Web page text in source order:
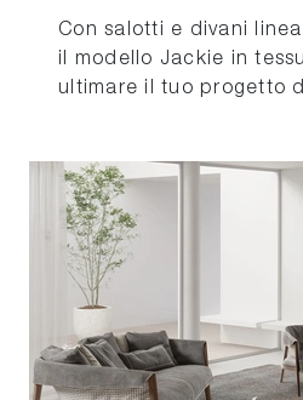
Con salotti e divani
il modello Jackie in
ultimare il tuo progetto